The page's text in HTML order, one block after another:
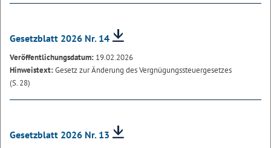
Gesetzblatt 2026 Nr. 14
Veröffentlichungsdatum: 19.02.2026
Hinweistext:Gesetz zur Änderung des Vergnügungssteuergesetzes
(S. 28)
Gesetzblatt 2026 Nr. 13